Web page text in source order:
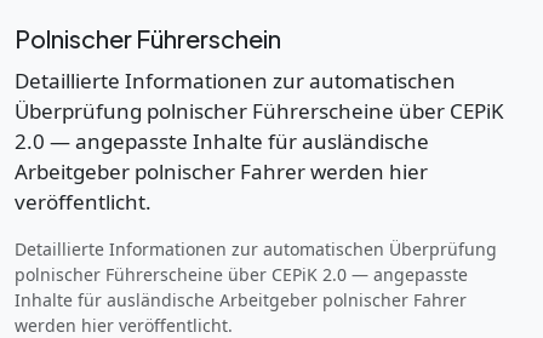
Polnischer Führerschein
Detaillierte Informationen zur automatischen
Überprüfung polnischer Führerscheine über CEPiK
2.0 — angepasste Inhalte für ausländische
Arbeitgeber polnischer Fahrer werden hier
veröffentlicht.
Detaillierte Informationen zur automatischen Überprüfung
polnischer Führerscheine über CEPiK 2.0 — angepasste
Inhalte für ausländische Arbeitgeber polnischer Fahrer
werden hier veröffentlicht.